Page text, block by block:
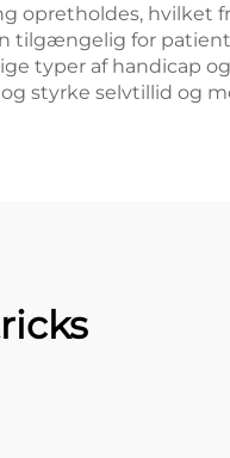
opretholdes,
for
typer af handicap
styrke selvtillid og